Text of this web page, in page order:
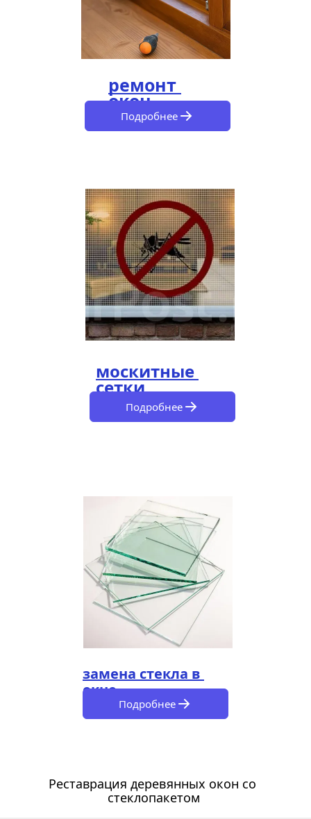
ремонт
окон
Подробнее
москитные
сетки
Подробнее
замена стекла в
окне
Подробнее
Реставрация деревянных окон со
стеклопакетом